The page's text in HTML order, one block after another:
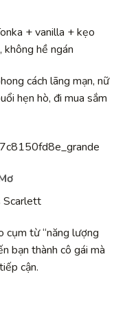
+ vanilla + kẹo
hề ngán
cách lãng mạn, nữ
hẹn hò, đi mua sắm
Scarlett
cụm từ “năng lượng
bạn thành cô gái mà
cận.